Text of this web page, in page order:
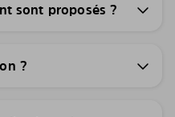
sont proposés ?
?